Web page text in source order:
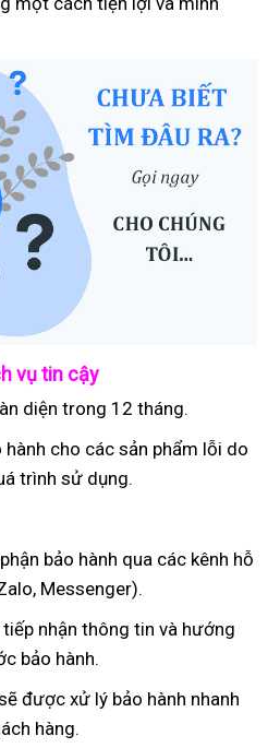
vụ tin cậy
diện trong 12 tháng.
hành cho các sản phẩm lỗi do
trình sử dụng.
bảo hành qua các kênh hỗ
Messenger).
nhận thông tin và hướng
bảo hành.
được xử lý bảo hành nhanh
hàng.